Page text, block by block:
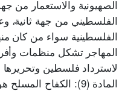
الصهيونية والاستعمار من
الفلسطيني من جهة ثانية،
الفلسطينية سواء من كان
المهاجر تشكل منظمات
لاسترداد فلسطين وتحريرها
المادة (9): الكفاح